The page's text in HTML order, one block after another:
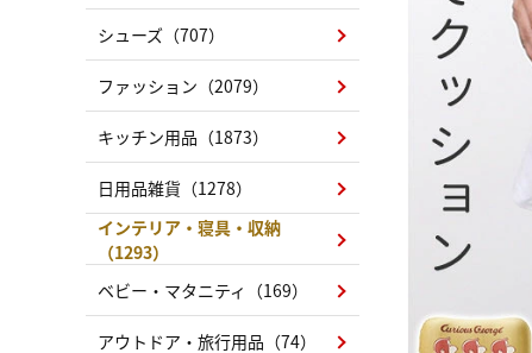
シューズ（707）
ファッション（2079）
キッチン用品（1873）
日用品雑貨（1278）
インテリア・寝具・収納
（1293）
ベビー・マタニティ（169）
アウトドア・旅行用品（74）